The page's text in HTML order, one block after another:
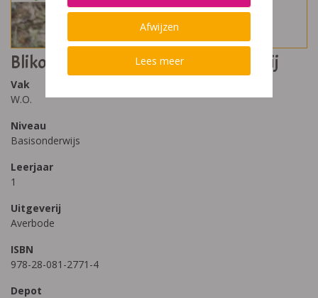
Blikopener Bronnenboek 1 - Boerderij
Vak
W.O.
Niveau
Basisonderwijs
Leerjaar
1
Uitgeverij
Averbode
ISBN
978-28-081-2771-4
Depot
Afwijzen
Lees meer